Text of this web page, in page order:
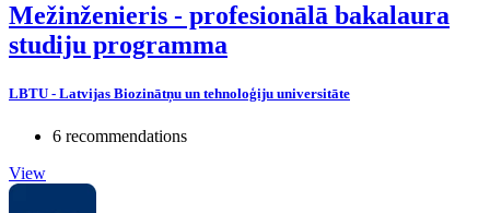
Mežinženieris - profesionālā bakalaura
studiju programma
LBTU - Latvijas Biozinātņu un tehnoloģiju universitāte
6 recommendations
View